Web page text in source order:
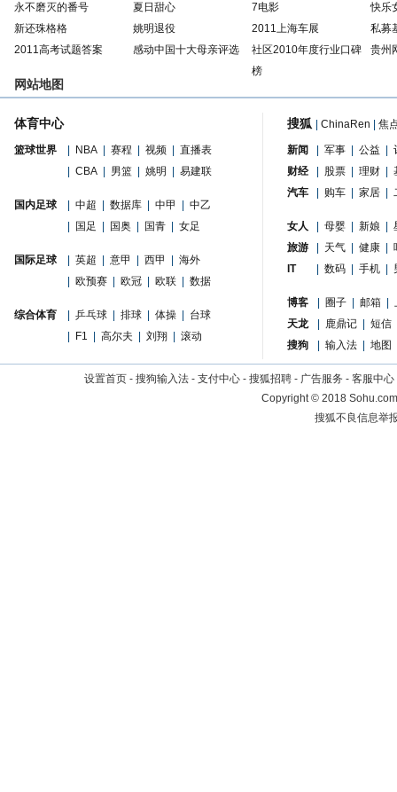
永不磨灭的番号 夏日甜心 7电影
快乐
新还珠格格
姚明退役 2011上海车展
私募
2011高考试题答案
感动中国十大母亲评选
社区2010年度行业口碑
榜
贵州
网站地图
体育中心
篮球世界 NBA 赛程 视频
直播表
CBA 男篮 姚明 易建联
国内足球 中超 数据库 中甲
中乙
国足 国奥 国青 女足
国际足球 英超 意甲 西甲
海外
欧预赛 欧冠 欧联 数据
综合体育 乒乓球 排球 体操
台球
F1 高尔夫 刘翔 滚动
搜狐 ChinaRen 焦
新闻 军事 公益
财经
股票 理财
汽车
购车 家居
女人 母婴 新娘
旅游
天气 健康
IT
数码 手机
博客 圈子 邮箱
天龙
鹿鼎记
短信
搜狗
输入法 地图
设置首页 - 搜狗输入法 - 支付中心 - 搜狐招聘 - 广告服务 - 客服中心
Copyright©2018
搜狐不良信息举